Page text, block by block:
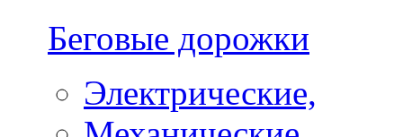
Беговые дорожки
Электрические,